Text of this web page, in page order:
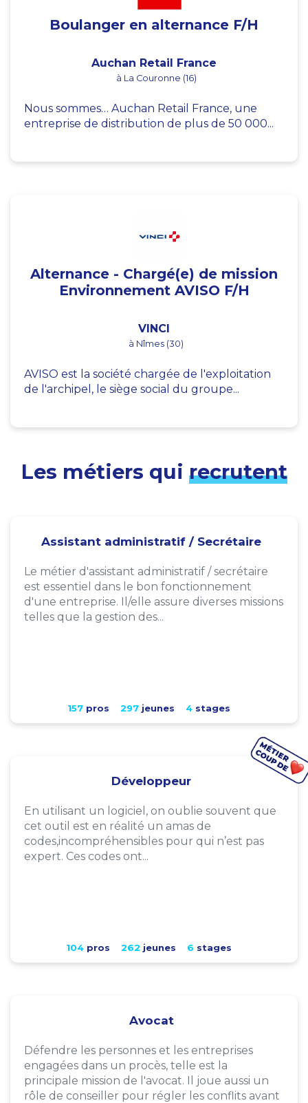
Boulanger en alternance F/H
Auchan Retail France
à La Couronne (16)
Nous sommes… Auchan Retail France, une
entreprise de distribution de plus de 50 000...
Alternance - Chargé(e) de mission
Environnement AVISO F/H
VINCI
à Nîmes (30)
AVISO est la société chargée de l'exploitation
de l'archipel, le siège social du groupe...
Les métiers qui recrutent
Assistant administratif / Secrétaire
Le métier d'assistant administratif / secrétaire
est essentiel dans le bon fonctionnement
d'une entreprise. Il/elle assure diverses missions
telles que la gestion des...
157pros 297jeunes 4stages
Développeur
En utilisant un logiciel, on oublie souvent que
cet outil est en réalité un amas de
codes,incompréhensibles pour qui n’est pas
expert. Ces codes ont...
104pros 262 jeunes 6 stages
Avocat
Défendre les personnes et les entreprises
engagées dans un procès, telle est la
principale mission de l'avocat. Il joue aussi un
rôle de conseiller pour régler les conflits avant